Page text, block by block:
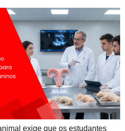
exige que os estudantes